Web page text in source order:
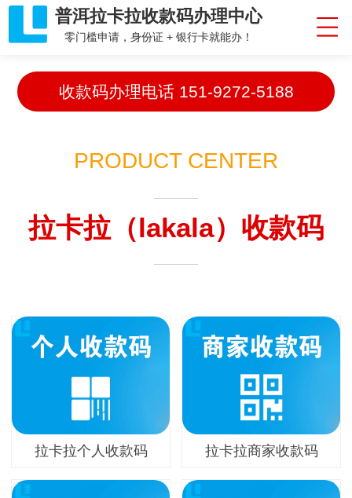
普洱拉卡拉收款码办理中心
零门槛申请，身份证 + 银行卡就能办！
收款码办理电话 151-9272-5188
PRODUCT CENTER
拉卡拉（lakala）收款码
拉卡拉个人收款码 拉卡拉商家收款码